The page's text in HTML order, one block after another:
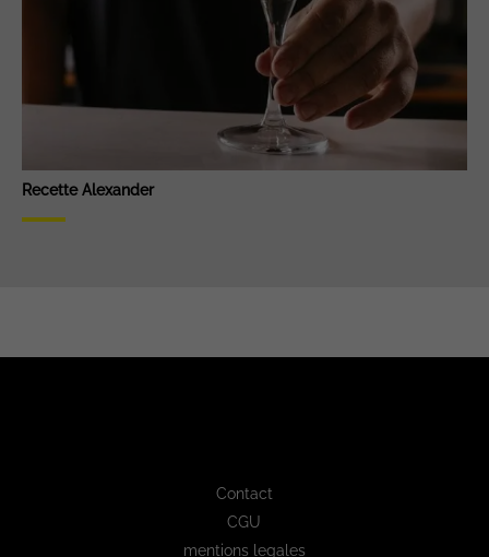
Recette Alexander
Contact
CGU
mentions legales